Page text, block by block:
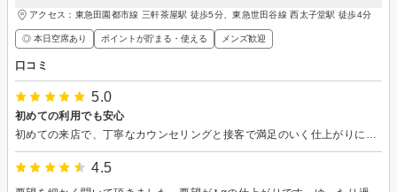
アクセス：東急田園都市線 三軒茶屋駅 徒歩5分、東急世田谷線 西太子堂駅 徒歩4分
◎ 本日空席あり ポイントが貯まる・使える メンズ歓迎
口コミ
5.0
初めての利用でも安心
4.5